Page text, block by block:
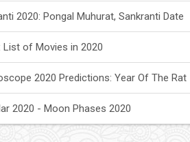
2020: Pongal Muhurat, Sankranti Date
List of Movies in 2020
2020 Predictions: Year Of The Rat
2020 - Moon Phases 2020